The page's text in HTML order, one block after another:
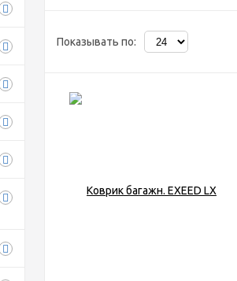
Показывать по: